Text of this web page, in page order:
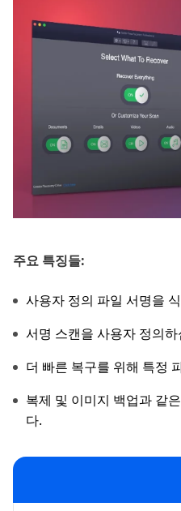
주요 특징들:
사용자 정의 파일 서명을
서명 스캔을 사용자 정의하
더 빠른 복구를 위해 특정
복제 및 이미지 백업과 같
다.